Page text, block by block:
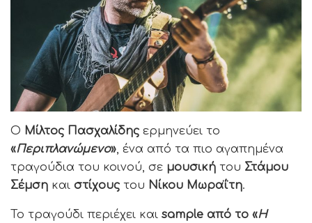
Ο Μίλτος Πασχαλίδης ερμηνεύει το
«Περιπλανώμενο», ένα από τα πιο αγαπημένα
τραγούδια του κοινού, σε μουσική του Στάμου
Σέμση και στίχους του Νίκου Μωραΐτη.
Το τραγούδι περιέχει και sample από το «Η